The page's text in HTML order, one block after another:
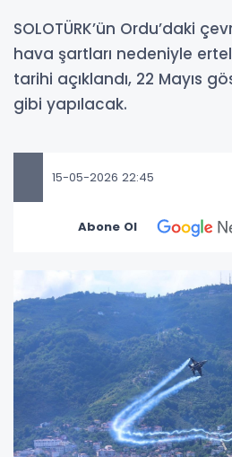
SOLOTÜRK’ün Ordu’daki
hava şartları nedeniyle
tarihi açıklandı, 22 Mayıs
gibi yapılacak.
15-05-2026 22:45
Abone Ol